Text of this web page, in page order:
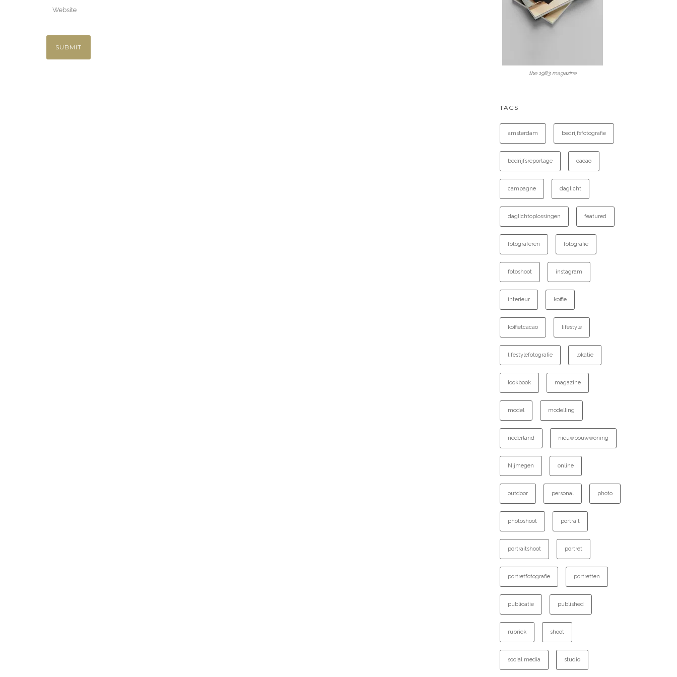
the 1983 magazine
TAGS
amsterdam bedrijfsfotografie
bedrijfsreportage cacao
campagne daglicht
daglichtoplossingen featured
fotograferen fotografie
fotoshoot instagram
interieur koffie
koffietcacao lifestyle
lifestylefotografie lokatie
lookbook magazine
model modelling
nederland nieuwbouwwoning
Nijmegen online
outdoor personal photo
photoshoot portrait
portraitshoot portret
portretfotografie portretten
publicatie published
rubriek shoot
social media studio